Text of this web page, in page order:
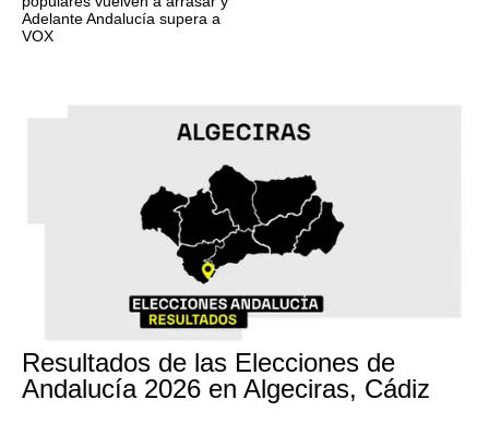
Adelante Andalucía supera a
VOX
Resultados de las Elecciones de
Andalucía 2026 en Algeciras, Cádiz